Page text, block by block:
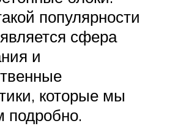
популярности
сфера
и
которые мы
подробно.